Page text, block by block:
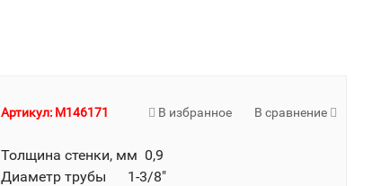
В избранное В сравнение
Артикул: M146171
Толщина стенки, мм 0,9
Диаметр трубы 1-3/8"